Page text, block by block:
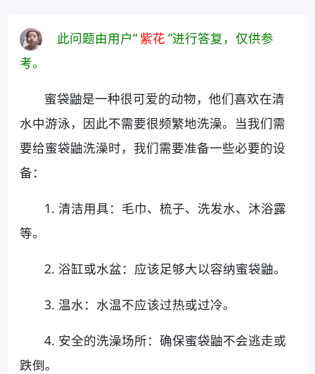
此问题由用户“紫花 ”进行答复，仅供参
考。
蜜袋鼬是一种很可爱的动物，他们喜欢在清
水中游泳，因此不需要很频繁地洗澡。当我们需
要给蜜袋鼬洗澡时，我们需要准备一些必要的设
备：
1. 清洁用具：毛巾、梳子、洗发水、沐浴露
等。
2. 浴缸或水盆：应该足够大以容纳蜜袋鼬。
3. 温水：水温不应该过热或过冷。
4. 安全的洗澡场所：确保蜜袋鼬不会逃走或
跌倒。